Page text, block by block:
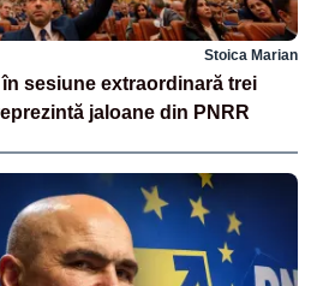
Stoica Marian
sesiune extraordinară trei
jaloane din PNRR